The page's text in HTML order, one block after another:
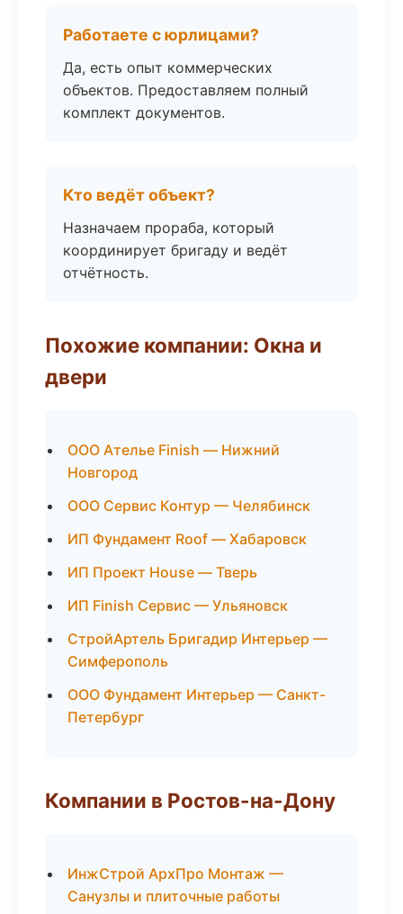
Работаете с юрлицами?
Да, есть опыт коммерческих
объектов. Предоставляем полный
комплект документов.
Кто ведёт объект?
Назначаем прораба, который
координирует бригаду и ведёт
отчётность.
Похожие компании: Окна и
двери
ООО Ателье Finish — Нижний
Новгород
ООО Сервис Контур — Челябинск
ИП Фундамент Roof — Хабаровск
ИП Проект House — Тверь
ИП Finish Сервис — Ульяновск
СтройАртель Бригадир Интерьер —
Симферополь
ООО Фундамент Интерьер — Санкт-
Петербург
Компании в Ростов-на-Дону
ИнжСтрой АрхПро Монтаж —
Санузлы и плиточные работы